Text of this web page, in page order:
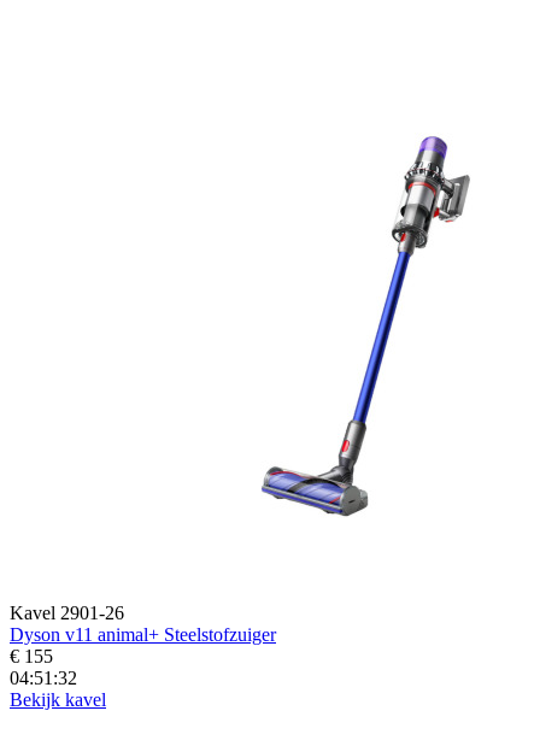
Kavel 2901-26
Dyson v11 animal+ Steelstofzuiger
€ 155
04:51:31
Bekijk kavel